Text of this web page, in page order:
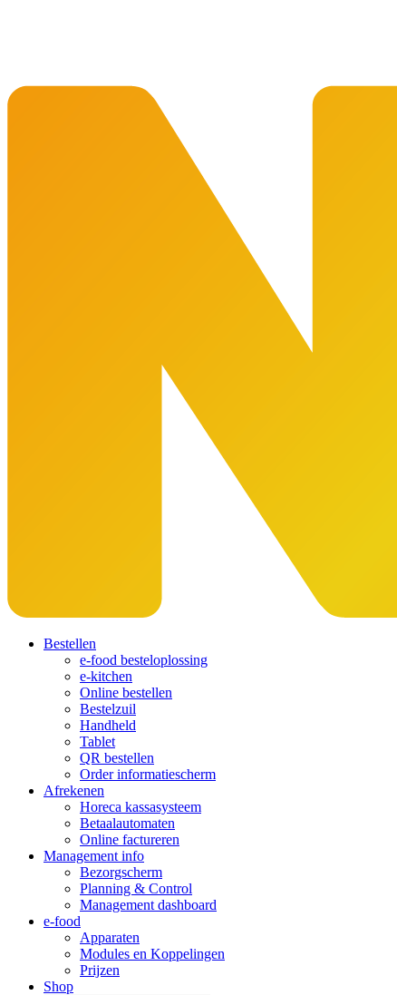
Bestellen
e-food besteloplossing
e-kitchen
Online bestellen
Bestelzuil
Handheld
Tablet
QR bestellen
Order informatiescherm
Afrekenen
Horeca kassasysteem
Betaalautomaten
Online factureren
Management info
Bezorgscherm
Planning & Control
Management dashboard
e-food
Apparaten
Modules en Koppelingen
Prijzen
Shop